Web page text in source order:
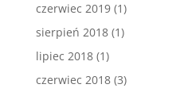
czerwiec 2019(1)
sierpień 2018(1)
lipiec 2018(1)
czerwiec 2018(3)